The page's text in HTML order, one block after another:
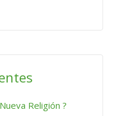
Religión ?